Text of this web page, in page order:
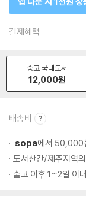
결제혜택
중고 국내도서
12,000원
배송비
sopa에서 50,000
도서산간/제주지역
출고 이후 1~2일 이